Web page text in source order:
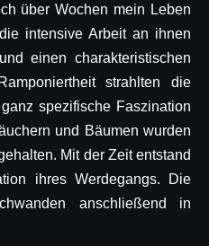
über Wochen mein Leben
intensive Arbeit an ihnen
einen charakteristischen
strahlten die
spezifische Faszination
und Bäumen wurden
Mit der Zeit entstand
ihres Werdegangs. Die
anschließend in